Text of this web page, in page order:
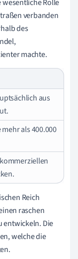
Rolle
verbanden
des
machte.
aus
als 400.000
Reich
raschen
entwickeln. Die
welche die